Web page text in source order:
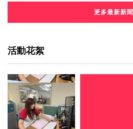
更多最新新聞
活動花絮